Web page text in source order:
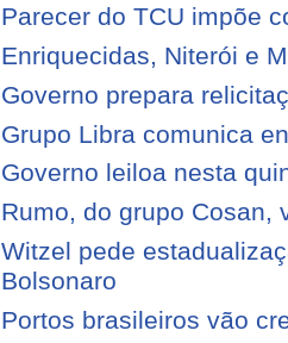
Parecer do TCU impõe
Enriquecidas, Niterói e
Governo prepara
Grupo Libra comunica
Governo leiloa nesta
Rumo, do grupo Cosan,
Witzel pede
Bolsonaro
Portos brasileiros vão